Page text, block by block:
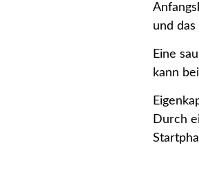
und
Eine
kann
Durch